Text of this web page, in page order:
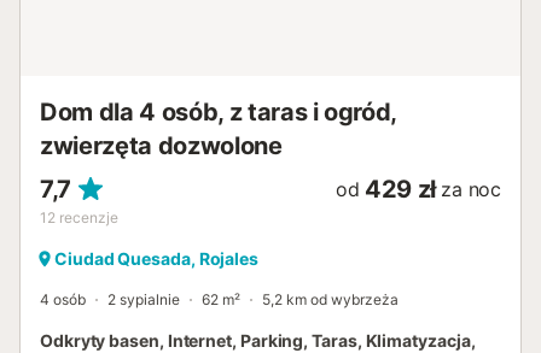
Dom dla 4 osób, z taras i ogród,
zwierzęta dozwolone
7,7
12 recenzje
od 429 zł za noc
Ciudad Quesada, Rojales
4 osób 2 sypialnie 62 m² 5,2 km od wybrzeża
Odkryty basen, Internet, Parking, Taras, Klimatyzacja,